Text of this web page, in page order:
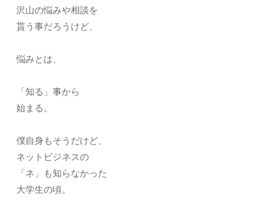
沢山の悩みや相談を
貰う事だろうけど、
悩みとは、
「知る」事から
始まる。
僕自身もそうだけど、
ネットビジネスの
「ネ」も知らなかった
大学生の頃。